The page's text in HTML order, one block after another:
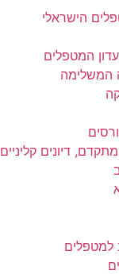
הישראלי
המטפלים
המשלימה
דיונים קליניים
למטפלים